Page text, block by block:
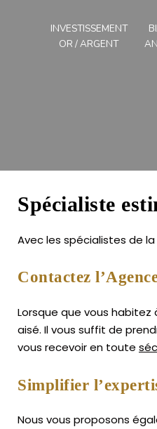
INVESTISSEMENT
OR / ARGENT
Spécialiste
Avec les spécialistes de la
Contactez
Lorsque que vous
aisé. Il vous suffit de
vous recevoir en toute
Simplifier
Nous vous proposons